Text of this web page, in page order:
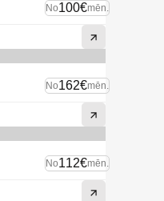
No100€mēn.
No162€mēn.
No112€mēn.